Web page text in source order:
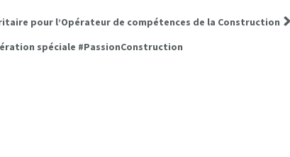
pour l’Opérateur de compétences de la Construction
spéciale #PassionConstruction